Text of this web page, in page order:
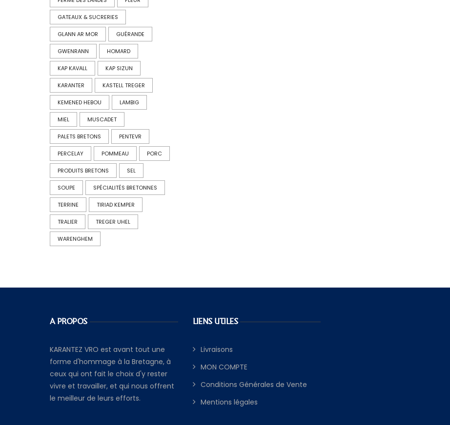
GATEAUX & SUCRERIES
GLANN AR MOR GUÉRANDE
GWENRANN HOMARD
KAP KAVALL KAP SIZUN
KARANTER KASTELL TREGER
KEMENED HEBOU LAMBIG
MIEL MUSCADET
PALETS BRETONS PENTEVR
PERCELAY POMMEAU PORC
PRODUITS BRETONS SEL
SOUPE SPÉCIALITÉS BRETONNES
TERRINE TIRIAD KEMPER
TRALIER TREGER UHEL
WARENGHEM
A PROPOS
KARANTEZ VRO est avant tout une
forme d'hommage à la Bretagne, à
ceux qui ont fait le choix d'y rester
vivre et travailler, et qui nous offrent
le meilleur de leurs efforts.
LIENS UTILES
Livraisons
MON COMPTE
Conditions Générales de Vente
Mentions légales